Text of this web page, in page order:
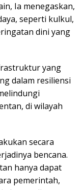
Ia menegaskan,
seperti kulkul,
dini yang
yang
dalam resiliensi
di wilayah
secara
bencana.
hanya dapat
pemerintah,